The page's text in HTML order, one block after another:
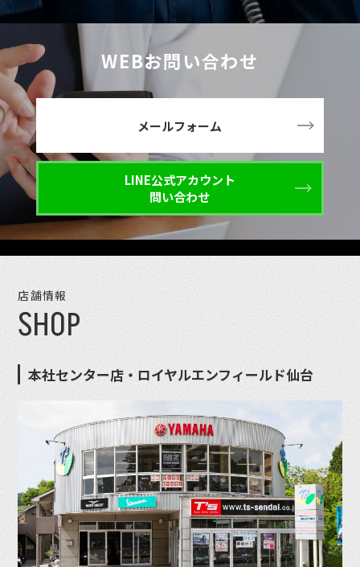
WEBお問い合わせ
メールフォーム
LINE公式アカウント
問い合わせ
店舗情報
SHOP
本社センター店・ロイヤルエンフィールド仙台